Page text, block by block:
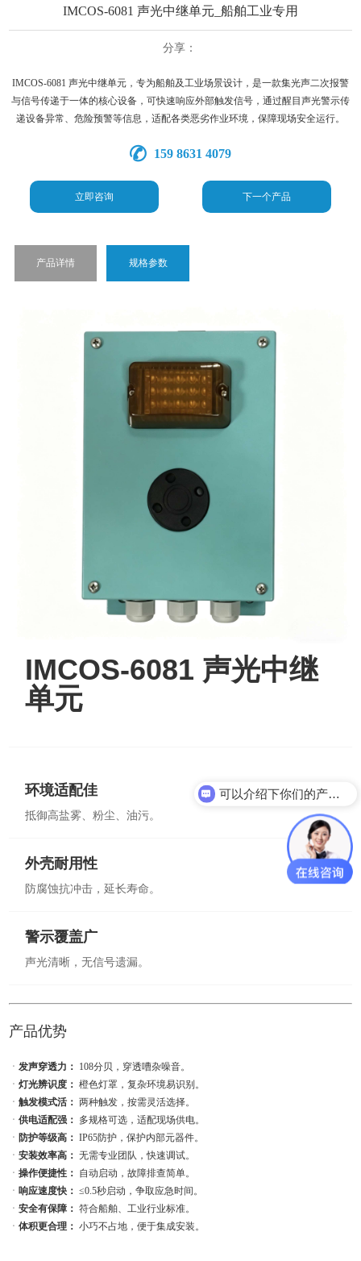
IMCOS-6081 声光中继单元_船舶工业专用
分享：
IMCOS-6081 声光中继单元，专为船舶及工业场景设计，是一款集光声二次报警
与信号传递于一体的核心设备，可快速响应外部触发信号，通过醒目声光警示传
递设备异常、危险预警等信息，适配各类恶劣作业环境，保障现场安全运行。
159 8631 4079
立即咨询 下一个产品
产品详情 规格参数
IMCOS-6081 声光中继
单元
环境适配佳
抵御高盐雾、粉尘、油污。
外壳耐用性
防腐蚀抗冲击，延长寿命。
警示覆盖广
声光清晰，无信号遗漏。
产品优势
ㆍ发声穿透力： 108分贝，穿透嘈杂噪音。
ㆍ灯光辨识度： 橙色灯罩，复杂环境易识别。
ㆍ触发模式活： 两种触发，按需灵活选择。
ㆍ供电适配强： 多规格可选，适配现场供电。
ㆍ 防护等级高： IP65防护，保护内部元器件。
ㆍ安装效率高： 无需专业团队，快速调试。
ㆍ操作便捷性： 自动启动，故障排查简单。
ㆍ响应速度快： ≤0.5秒启动，争取应急时间。
ㆍ安全有保障： 符合船舶、工业行业标准。
ㆍ体积更合理： 小巧不占地，便于集成安装。
可以介绍下你们的产品么？